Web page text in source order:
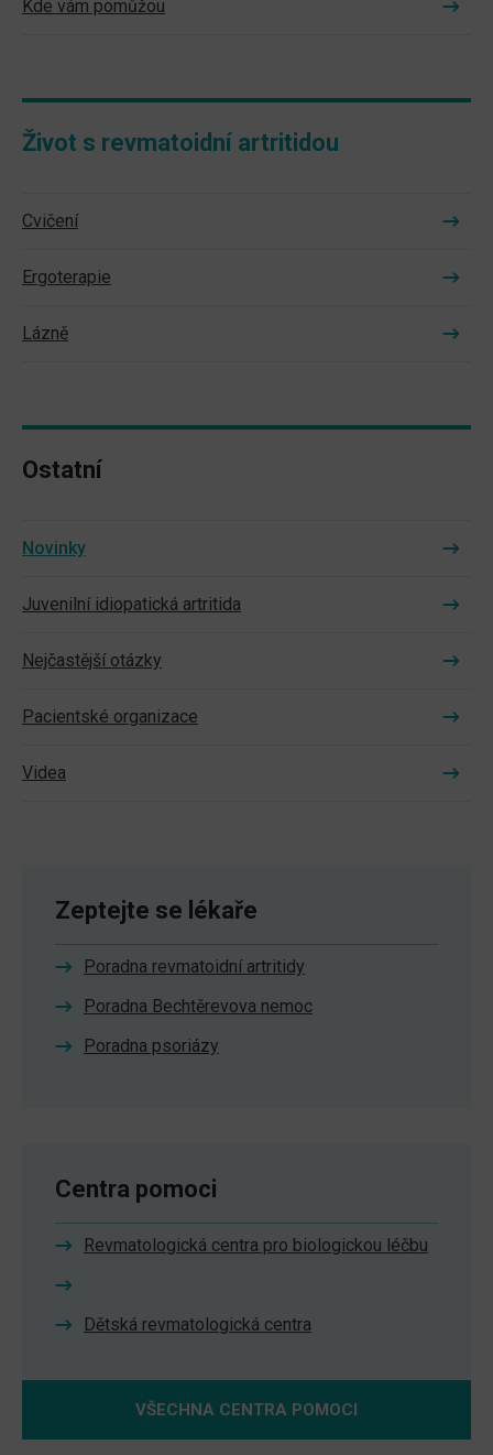
Kde vám pomůžou
Život s revmatoidní artritidou
Cvičení
Ergoterapie
Lázně
Ostatní
Novinky
Juvenilní idiopatická artritida
Nejčastější otázky
Pacientské organizace
Videa
Zeptejte se lékaře
Poradna revmatoidní artritidy
Poradna Bechtěrevova nemoc
Poradna psoriázy
Centra pomoci
Revmatologická centra pro biologickou léčbu
Dětská revmatologická centra
VŠECHNA CENTRA POMOCI